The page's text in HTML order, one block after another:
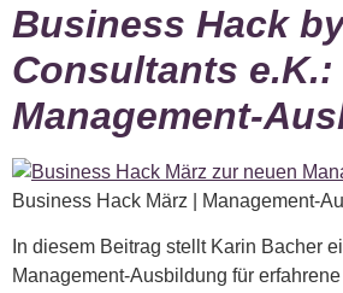
Business Hack
Consultants e.K.:
Management-
Business Hack März | Management-
In diesem Beitrag stellt Karin Bacher
Management-Ausbildung für